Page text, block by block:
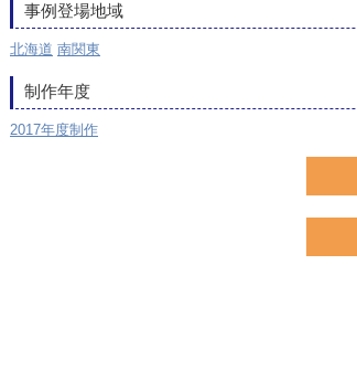
事例登場地域
北海道 南関東
制作年度
2017年度制作